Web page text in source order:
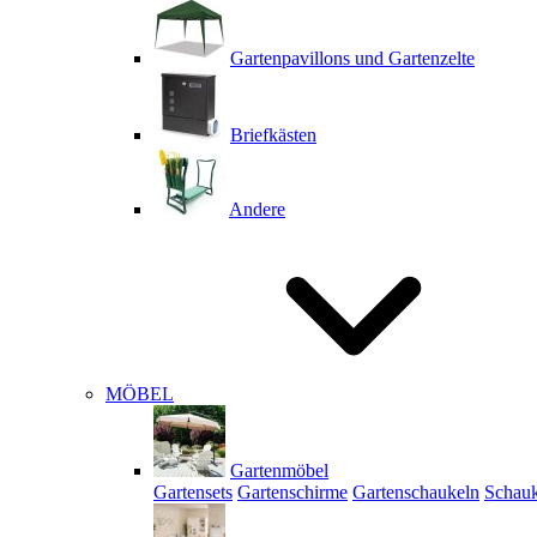
Gartenpavillons und Gartenzelte
Briefkästen
Andere
MÖBEL
Gartenmöbel
Gartensets Gartenschirme Gartenschaukeln